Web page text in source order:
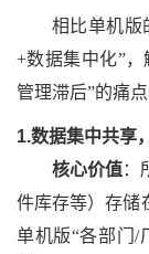
相比单机版
+数据集中化”，
管理滞后”的痛
1.数据集中共享
核心价值：
件库存等）存储
单机版“各部门/